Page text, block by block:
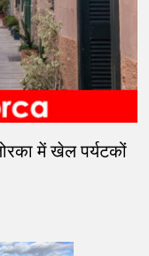
में खेल पर्यटकों